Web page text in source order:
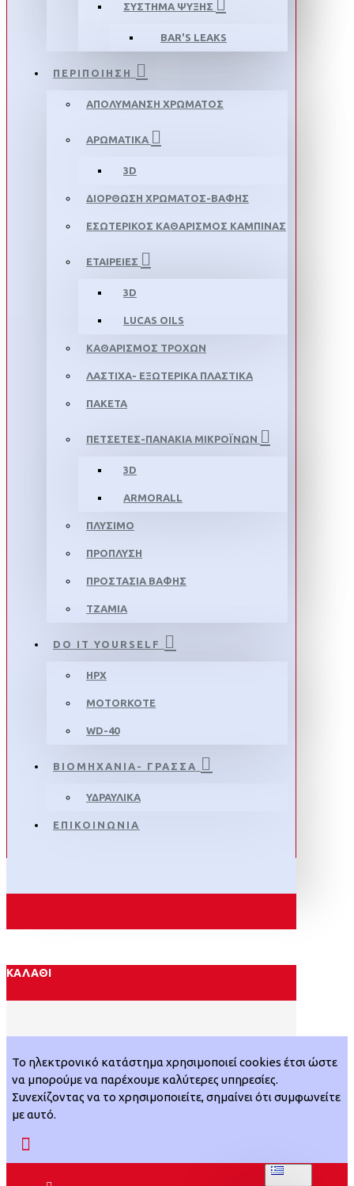
ΣΥΣΤΗΜΑ ΨΥΞΗΣ
BAR'S LEAKS
ΠΕΡΙΠΟΙΗΣΗ
ΑΠΟΛΥΜΑΝΣΗ ΧΡΩΜΑΤΟΣ
ΑΡΩΜΑΤΙΚΑ
3D
ΔΙΟΡΘΩΣΗ ΧΡΩΜΑΤΟΣ-ΒΑΦΗΣ
ΕΣΩΤΕΡΙΚΟΣ ΚΑΘΑΡΙΣΜΟΣ ΚΑΜΠΙΝΑΣ
ΕΤΑΙΡΕΙΕΣ
3D
LUCAS OILS
ΚΑΘΑΡΙΣΜΟΣ ΤΡΟΧΩΝ
ΛΑΣΤΙΧΑ- ΕΞΩΤΕΡΙΚΑ ΠΛΑΣΤΙΚΑ
ΠΑΚΕΤΑ
ΠΕΤΣΕΤΕΣ-ΠΑΝΑΚΙΑ ΜΙΚΡΟΪΝΩΝ
3D
ARMORALL
ΠΛΥΣΙΜΟ
ΠΡΟΠΛΥΣΗ
ΠΡΟΣΤΑΣΙΑ ΒΑΦΗΣ
ΤΖΑΜΙΑ
DO IT YOURSELF
HPX
MOTORKOTE
WD-40
ΒΙΟΜΗΧΑΝΙΑ- ΓΡΑΣΣΑ
ΥΔΡΑΥΛΙΚΑ
ΕΠΙΚΟΙΝΩΝΙΑ
ΚΑΛΆΘΙ
Το ηλεκτρονικό κατάστημα χρησιμοποιεί cookies έτσι ώστε
να μπορούμε να παρέχουμε καλύτερες υπηρεσίες.
Συνεχίζοντας να το χρησιμοποιείτε, σημαίνει ότι συμφωνείτε
με αυτό.